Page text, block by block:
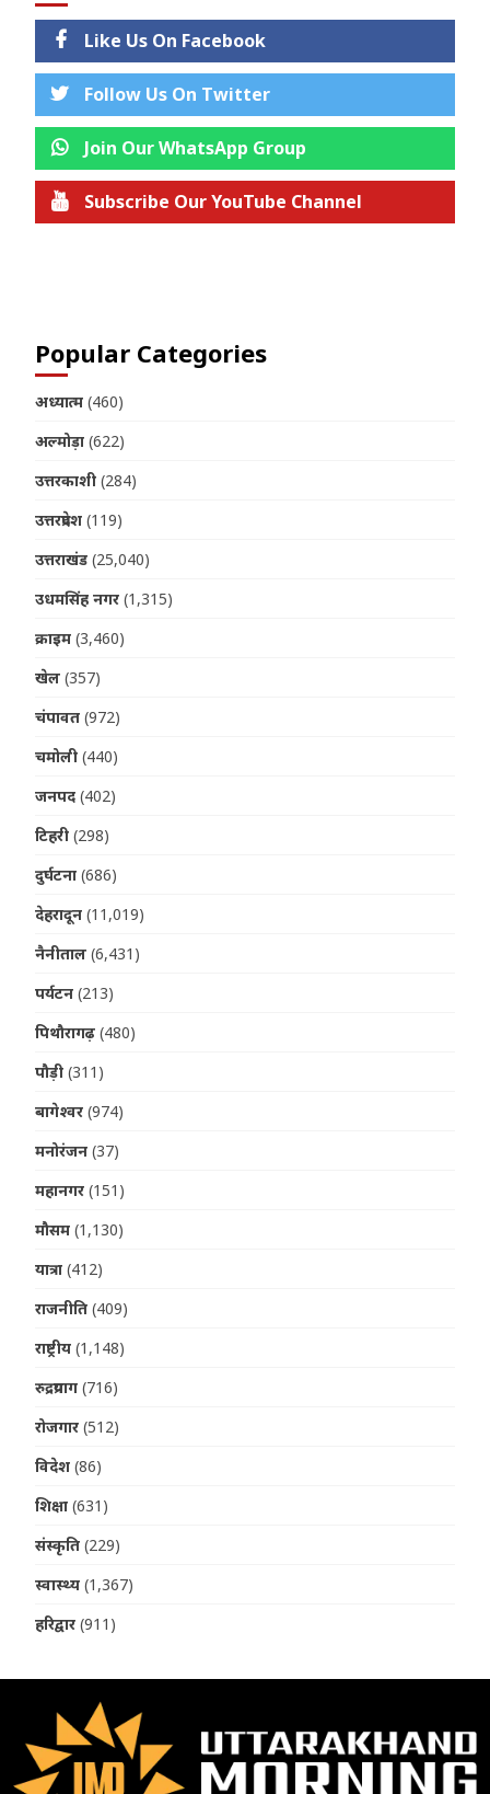
Like Us On Facebook
Follow Us On Twitter
Join Our WhatsApp Group
Subscribe Our YouTube Channel
Popular Categories
अध्यात्म (460)
अल्मोड़ा (622)
उत्तरकाशी (284)
उत्तरप्रदेश (119)
उत्तराखंड (25,040)
उधमसिंह नगर (1,315)
क्राइम (3,460)
खेल (357)
चंपावत (972)
चमोली (440)
जनपद (402)
टिहरी (298)
दुर्घटना (686)
देहरादून (11,019)
नैनीताल (6,431)
पर्यटन (213)
पिथौरागढ़ (480)
पौड़ी (311)
बागेश्वर (974)
मनोरंजन (37)
महानगर (151)
मौसम (1,130)
यात्रा (412)
राजनीति (409)
राष्ट्रीय (1,148)
रुद्रप्रयाग (716)
रोजगार (512)
विदेश (86)
शिक्षा (631)
संस्कृति (229)
स्वास्थ्य (1,367)
हरिद्वार (911)